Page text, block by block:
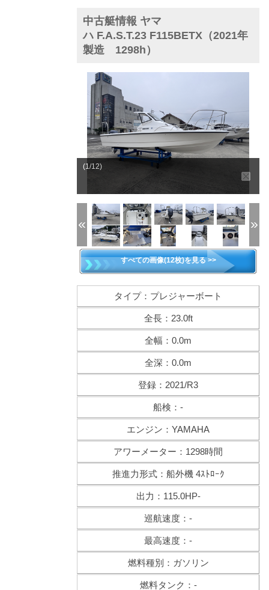
中古艇情報 ヤマ
ハ F.A.S.T.23 F115BETX（2021年
製造 1298h）
(1/12)
すべての画像(12枚)を見る >>
タイプ：プレジャーボート
全長：23.0ft
全幅：0.0m
全深：0.0m
登録：2021/R3
船検：-
エンジン：YAMAHA
アワーメーター：1298時間
推進力形式：船外機 4ｽﾄﾛｰｸ
出力：115.0HP-
巡航速度：-
最高速度：-
燃料種別：ガソリン
燃料タンク：-